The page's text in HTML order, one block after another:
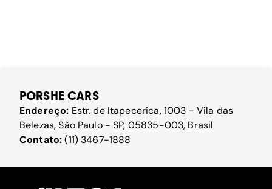
PORSHE CARS
Endereço: Estr. de Itapecerica, 1003 - Vila das
Belezas, São Paulo - SP, 05835-003, Brasil
Contato:(11) 3467-1888